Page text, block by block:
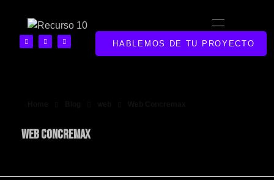
Diseñador Gráfico | Portafolio Web Creativo
Portafolio de Diseño Gráfico y Marketing Digital en Bucaramanga
HABLEMOS DE TU PROYECTO
Web Concremax